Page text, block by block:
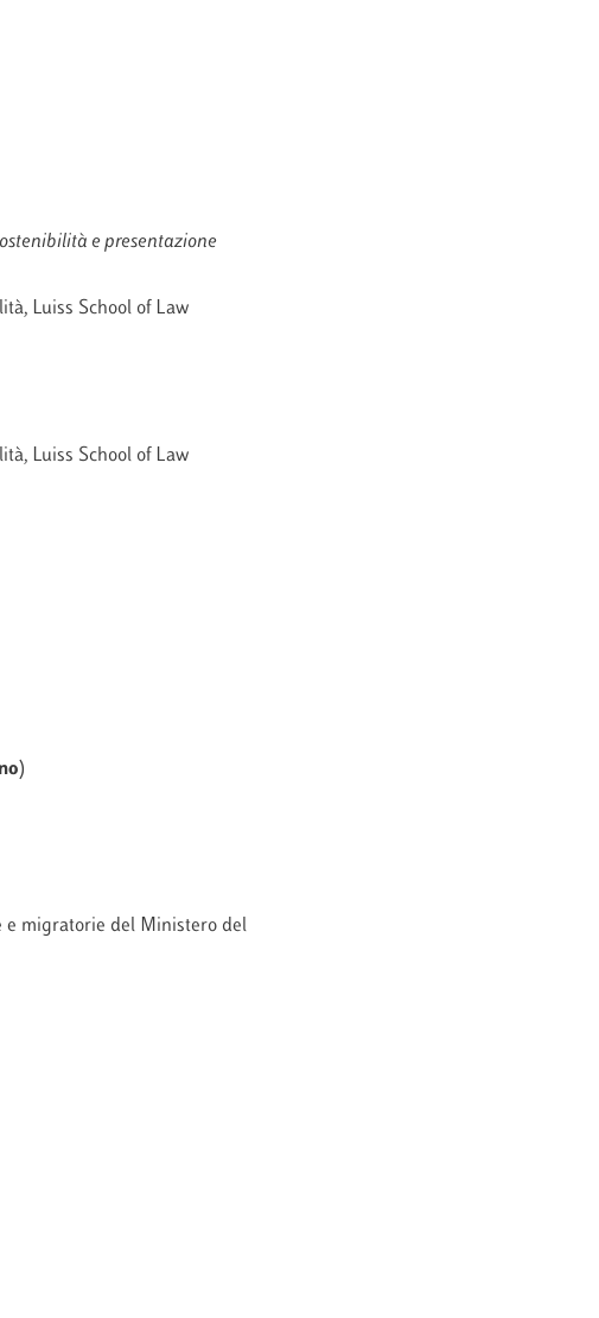
e presentazione
Luiss School of Law
Luiss School of Law
e migratorie del Ministero del